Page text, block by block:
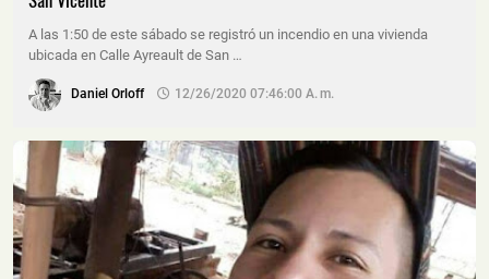
A las 1:50 de este sábado se registró un incendio en una vivienda
ubicada en Calle Ayreault de San …
Daniel Orloff 12/26/2020 07:46:00 A. M.